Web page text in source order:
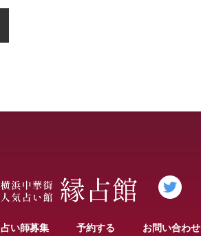
占い師募集 予約する お問い合わせ